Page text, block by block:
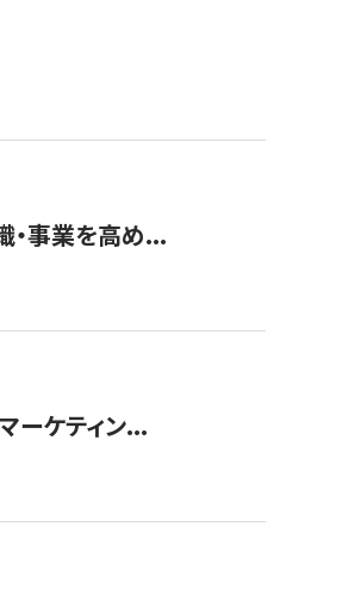
・事業を高め...
ーケティン...